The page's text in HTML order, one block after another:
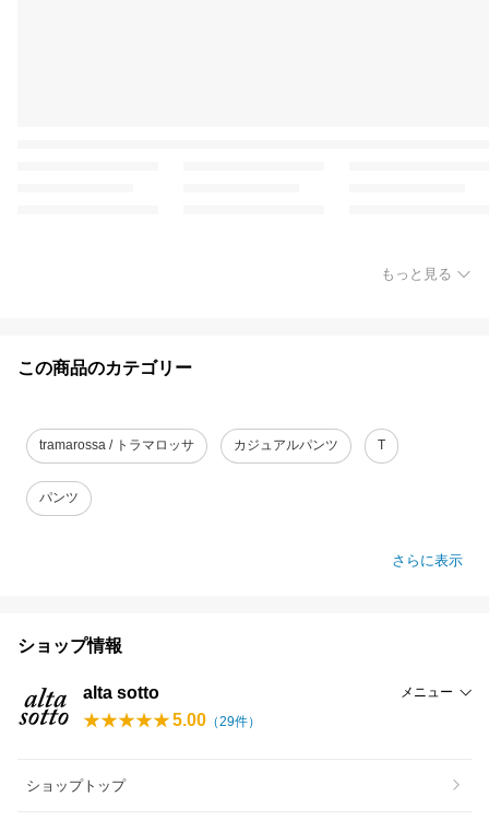
もっと見る
この商品のカテゴリー
tramarossa / トラマロッサ カジュアルパンツ T
パンツ
さらに表示
ショップ情報
alta sotto メニュー
5.00 （29件）
ショップトップ